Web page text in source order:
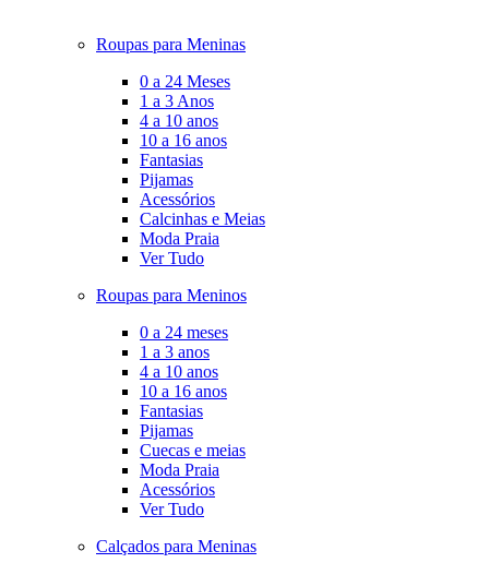
Roupas para Meninas
0 a 24 Meses
1 a 3 Anos
4 a 10 anos
10 a 16 anos
Fantasias
Pijamas
Acessórios
Calcinhas e Meias
Moda Praia
Ver Tudo
Roupas para Meninos
0 a 24 meses
1 a 3 anos
4 a 10 anos
10 a 16 anos
Fantasias
Pijamas
Cuecas e meias
Moda Praia
Acessórios
Ver Tudo
Calçados para Meninas